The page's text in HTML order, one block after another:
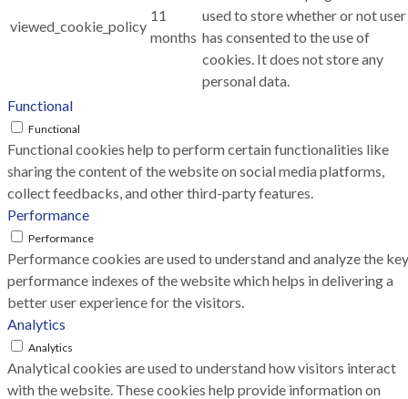
viewed_cookie_policy
11
months
used to store whether or not user
has consented to the use of
cookies. It does not store any
personal data.
Functional
Functional
Functional cookies help to perform certain functionalities like
sharing the content of the website on social media platforms,
collect feedbacks, and other third-party features.
Performance
Performance
Performance cookies are used to understand and analyze the key
performance indexes of the website which helps in delivering a
better user experience for the visitors.
Analytics
Analytics
Analytical cookies are used to understand how visitors interact
with the website. These cookies help provide information on